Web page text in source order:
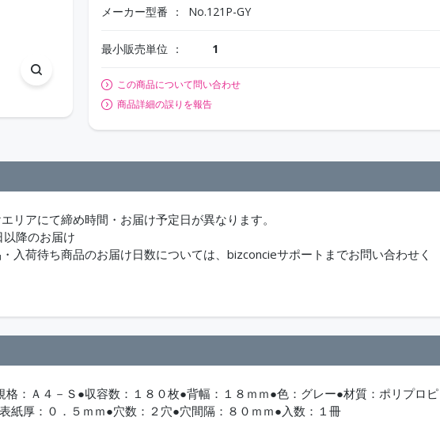
メーカー型番 No.121P-GY
最小販売単位 1
この商品について問い合わせ
商品詳細の誤りを報告
アにて締め時間・お届け予定日が異なります。
降のお届け
入荷待ち商品のお届け日数については、bizconcieサポートまでお問い合わせく
：Ａ４－Ｓ●収容数：１８０枚●背幅：１８ｍｍ●色：グレー●材質：ポリプロピ
紙厚：０．５ｍｍ●穴数：２穴●穴間隔：８０ｍｍ●入数：１冊